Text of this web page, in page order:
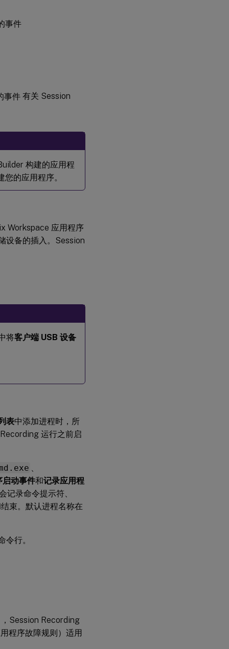
有关 Session
构建的应用程
的应用程序。
Workspace 应用程序
设备的插入。Session
将客户端 USB 设备
表中添加进程时，所
运行之前启
启动事件和记录应用程
记录命令提示符、
束。默认进程名称在
行。
，Session Recording
用程序故障规则）适用